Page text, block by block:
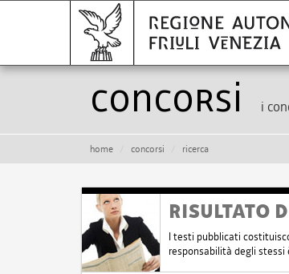
Concorsi i
home concorsi ricerca
RISULTATO
I testi pubblicati
responsabilità degli stessi